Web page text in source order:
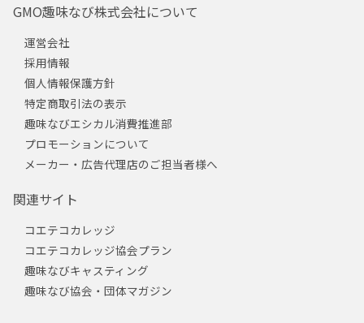
GMO趣味なび株式会社について
運営会社
採用情報
個人情報保護方針
特定商取引法の表示
趣味なびエシカル消費推進部
プロモーションについて
メーカー・広告代理店のご担当者様へ
関連サイト
コエテコカレッジ
コエテコカレッジ協会プラン
趣味なびキャスティング
趣味なび協会・団体マガジン